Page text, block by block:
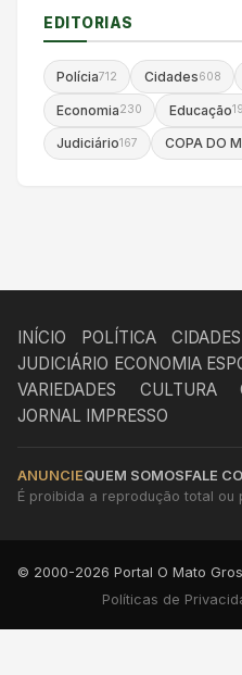
EDITORIAS
Polícia712 Cidades608
Economia230 Educação
Judiciário167 COPA DO
INÍCIO POLÍTICA CIDADES
JUDICIÁRIO ECONOMIA
VARIEDADES
CULTURA
JORNAL IMPRESSO
ANUNCIEQUEM SOMOSFALE
É proibida a reprodução total
© 2000-2026 Portal O Mato
Políticas de